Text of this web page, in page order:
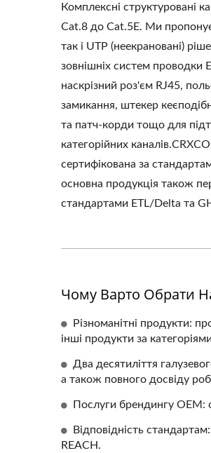
Комплексні структуровані
Cat.8 до Cat.5E. Ми
так і UTP (неекрановані)
зовнішніх систем
наскрізний роз'єм RJ45,
замикання, штекер
та патч-корди тощо для
категорійних
сертифікована за
основна продукція також
стандартами ETL/Delta та
Чому Варто Обрати
Різноманітні продукти:
інші продукти за
Два десятиліття
а також повного досвіду
Послуги брендингу OEM:
Відповідність
REACH.